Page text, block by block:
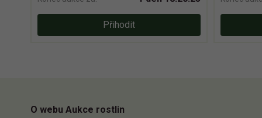
Přihodit
O webu Aukce rostlin